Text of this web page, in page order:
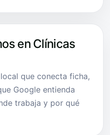
en Clínicas
que conecta ficha,
Google entienda
trabaja y por qué